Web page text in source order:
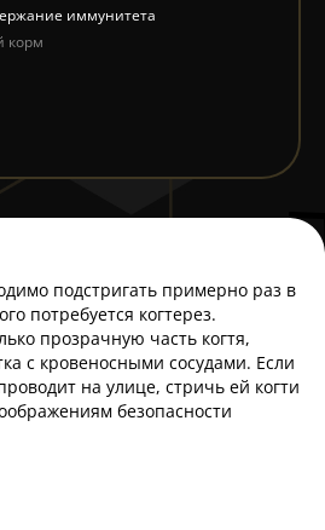
иммунитета
корм
подстригать примерно раз в
потребуется когтерез.
прозрачную часть когтя,
с кровеносными сосудами. Если
на улице, стричь ей когти
безопасности